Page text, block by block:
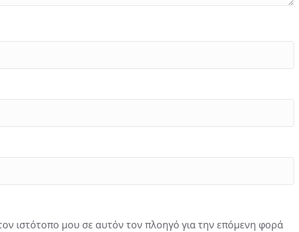
ιστότοπο μου σε αυτόν τον πλοηγό για την επόμενη φορά